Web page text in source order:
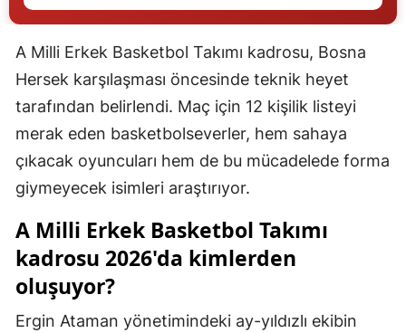
Gümüşhane
Hakkari
Hatay
Isparta
Mersin
İzmir
Kastamonu
A Milli Erkek Basketbol Takımı kadrosu, Bosna
Hersek karşılaşması öncesinde teknik heyet
tarafından belirlendi. Maç için 12 kişilik listeyi
merak eden basketbolseverler, hem sahaya
çıkacak oyuncuları hem de bu mücadelede forma
giymeyecek isimleri araştırıyor.
A Milli Erkek Basketbol Takımı
kadrosu 2026'da kimlerden
oluşuyor?
Ergin Ataman yönetimindeki ay-yıldızlı ekibin